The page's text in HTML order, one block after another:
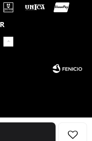
Fenicio